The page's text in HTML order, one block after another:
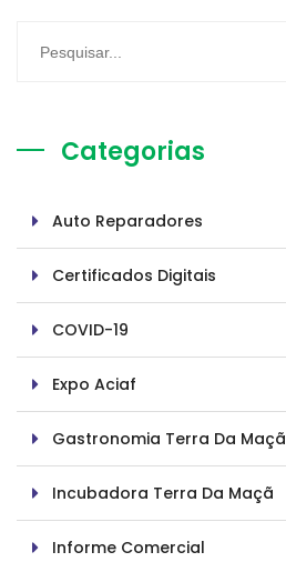
Categorias
Auto Reparadores
Certificados Digitais
COVID-19
Expo Aciaf
Gastronomia Terra Da Maçã
Incubadora Terra Da Maçã
Informe Comercial